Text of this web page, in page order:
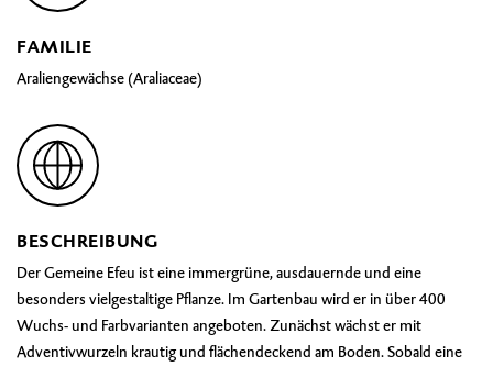
FAMILIE
Araliengewächse (Araliaceae)
BESCHREIBUNG
Der Gemeine Efeu ist eine immergrüne, ausdauernde und eine
besonders vielgestaltige Pflanze. Im Gartenbau wird er in über 400
Wuchs- und Farbvarianten angeboten. Zunächst wächst er mit
Adventivwurzeln krautig und flächendeckend am Boden. Sobald eine